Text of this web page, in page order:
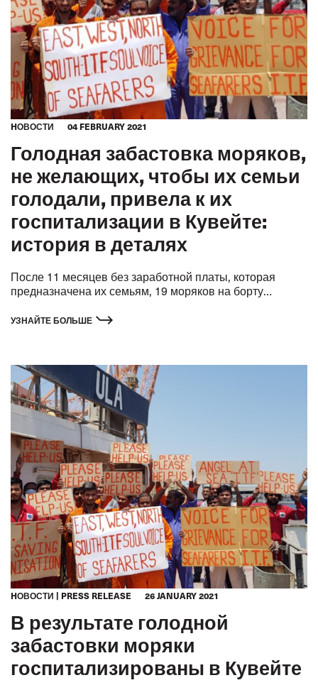
HОВОСТИ 04 FEBRUARY 2021
Голодная забастовка моряков,
не желающих, чтобы их семьи
голодали, привела к их
госпитализации в Кувейте:
история в деталях
После 11 месяцев без заработной платы, которая
предназначена их семьям, 19 моряков на борту
УЗНАЙТЕ БОЛЬШЕ
HОВОСТИ PRESS RELEASE 26 JANUARY 2021
В результате голодной
забастовки моряки
госпитализированы в Кувейте